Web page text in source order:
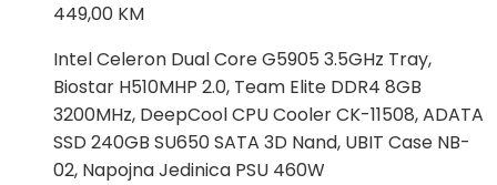
449,00 KM
Intel Celeron Dual Core G5905 3.5GHz Tray,
Biostar H510MHP 2.0, Team Elite DDR4 8GB
3200MHz, DeepCool CPU Cooler CK-11508, ADATA
SSD 240GB SU650 SATA 3D Nand, UBIT Case NB-
02, Napojna Jedinica PSU 460W